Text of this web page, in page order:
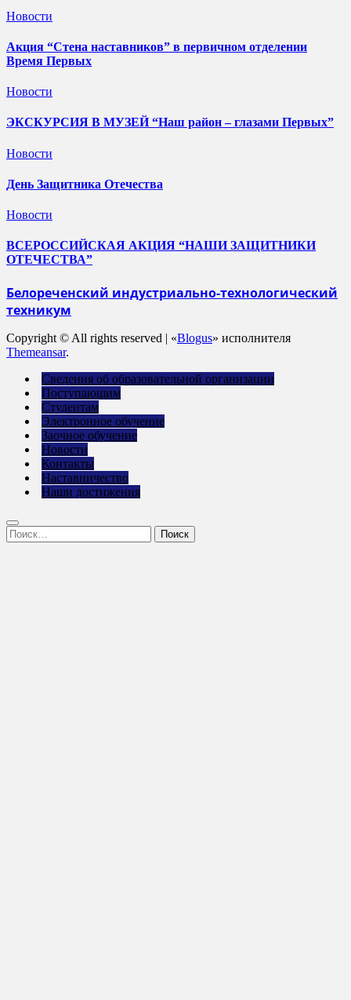
Новости
Акция “Стена наставников” в первичном отделении
Время Первых
Новости
ЭКСКУРСИЯ В МУЗЕЙ “Наш район – глазами Первых”
Новости
День Защитника Отечества
Новости
ВСЕРОССИЙСКАЯ АКЦИЯ “НАШИ ЗАЩИТНИКИ
ОТЕЧЕСТВА”
Белореченский индустриально-технологический
техникум
Copyright © All rights reserved | «Blogus» исполнителя
Themeansar.
Сведения об образовательной организации
Поступающим
Студентам
Электронное обучение
Заочное обучение
Новости
Контакты
Наставничество
Наши достижения
Найти: